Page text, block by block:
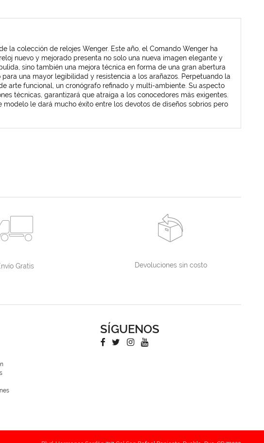
la colección de relojes Wenger. Este año, el Comando Wenger ha
nuevo y mejorado presenta no solo una nueva imagen elegante y
sino también una mejora técnica en forma de una gran abertura
una mayor legibilidad y resistencia a los arañazos. Perpetuando la
arte funcional, un cronógrafo refinado y multi-ambiente. Su aspecto
técnicas, garantizará que atraiga a los conocedores más exigentes.
le dará mucho éxito entre los devotos de diseños sobrios pero
Gratis Devoluciones sin costo
SÍGUENOS